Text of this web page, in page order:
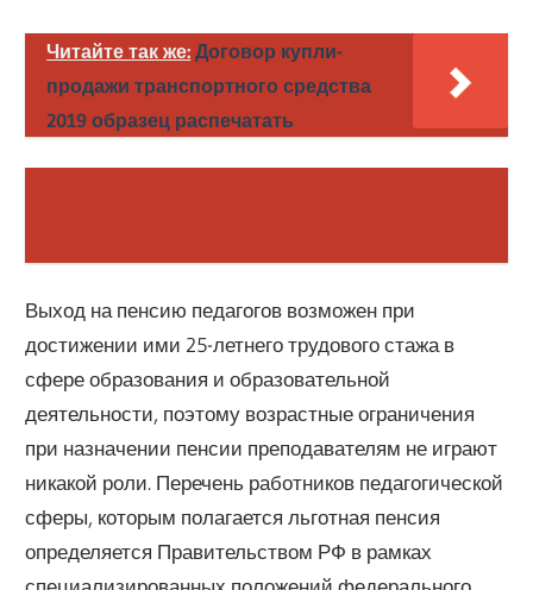
Читайте так же: Договор купли-
продажи транспортного средства
2019 образец распечатать
Выход на пенсию педагогов возможен при
достижении ими 25-летнего трудового стажа в
сфере образования и образовательной
деятельности, поэтому возрастные ограничения
при назначении пенсии преподавателям не играют
никакой роли. Перечень работников педагогической
сферы, которым полагается льготная пенсия
определяется Правительством РФ в рамках